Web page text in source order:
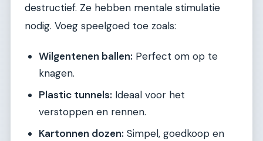
destructief. Ze hebben mentale stimulatie
nodig. Voeg speelgoed toe zoals:
Wilgentenen ballen: Perfect om op te
knagen.
Plastic tunnels: Ideaal voor het
verstoppen en rennen.
Kartonnen dozen: Simpel, goedkoop en